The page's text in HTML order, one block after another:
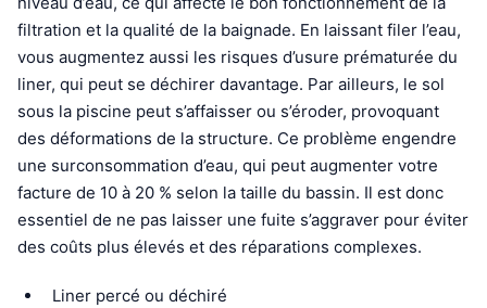
filtration et la qualité de la baignade. En laissant filer l’eau,
vous augmentez aussi les risques d’usure prématurée du
liner, qui peut se déchirer davantage. Par ailleurs, le sol
sous la piscine peut s’affaisser ou s’éroder, provoquant
des déformations de la structure. Ce problème engendre
une surconsommation d’eau, qui peut augmenter votre
facture de 10 à 20 % selon la taille du bassin. Il est donc
essentiel de ne pas laisser une fuite s’aggraver pour éviter
des coûts plus élevés et des réparations complexes.
Liner percé ou déchiré